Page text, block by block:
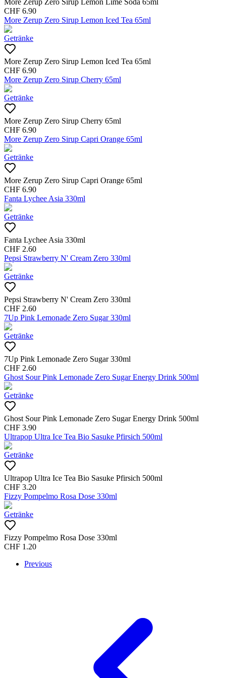
CHF 6.90
More Zerup Zero Sirup Lemon Iced Tea 65ml
Getränke
More Zerup Zero Sirup Lemon Iced Tea 65ml
CHF 6.90
More Zerup Zero Sirup Cherry 65ml
Getränke
More Zerup Zero Sirup Cherry 65ml
CHF 6.90
More Zerup Zero Sirup Capri Orange 65ml
Getränke
More Zerup Zero Sirup Capri Orange 65ml
CHF 6.90
Fanta Lychee Asia 330ml
Getränke
Fanta Lychee Asia 330ml
CHF 2.60
Pepsi Strawberry N' Cream Zero 330ml
Getränke
Pepsi Strawberry N' Cream Zero 330ml
CHF 2.60
7Up Pink Lemonade Zero Sugar 330ml
Getränke
7Up Pink Lemonade Zero Sugar 330ml
CHF 2.60
Ghost Sour Pink Lemonade Zero Sugar Energy Drink 500ml
Getränke
Ghost Sour Pink Lemonade Zero Sugar Energy Drink 500ml
CHF 3.90
Ultrapop Ultra Ice Tea Bio Sasuke Pfirsich 500ml
Getränke
Ultrapop Ultra Ice Tea Bio Sasuke Pfirsich 500ml
CHF 3.20
Fizzy Pompelmo Rosa Dose 330ml
Getränke
Fizzy Pompelmo Rosa Dose 330ml
CHF 1.20
Previous